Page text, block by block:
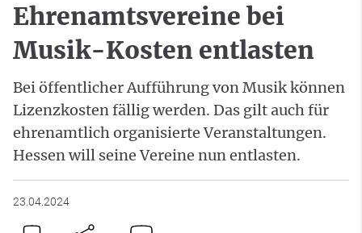
Ehrenamtsvereine bei
Musik-Kosten entlasten
Bei öffentlicher Aufführung von Musik können
Lizenzkosten fällig werden. Das gilt auch für
ehrenamtlich organisierte Veranstaltungen.
Hessen will seine Vereine nun entlasten.
23.04.2024